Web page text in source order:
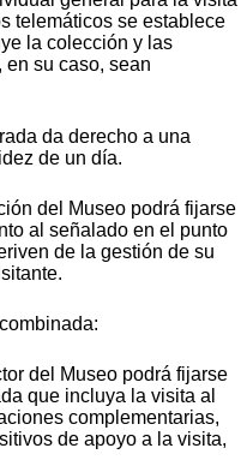
telemáticos se establece
la colección y las
su caso, sean
da derecho a una
de un día.
del Museo podrá fijarse
al señalado en el punto
de la gestión de su
del Museo podrá fijarse
que incluya la visita al
complementarias,
de apoyo a la visita,